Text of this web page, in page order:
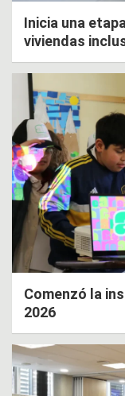
Inicia una
viviendas
Comenzó la
2026